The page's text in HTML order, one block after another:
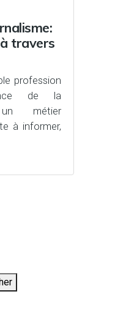
travers
profession
de la
métier
à informer,